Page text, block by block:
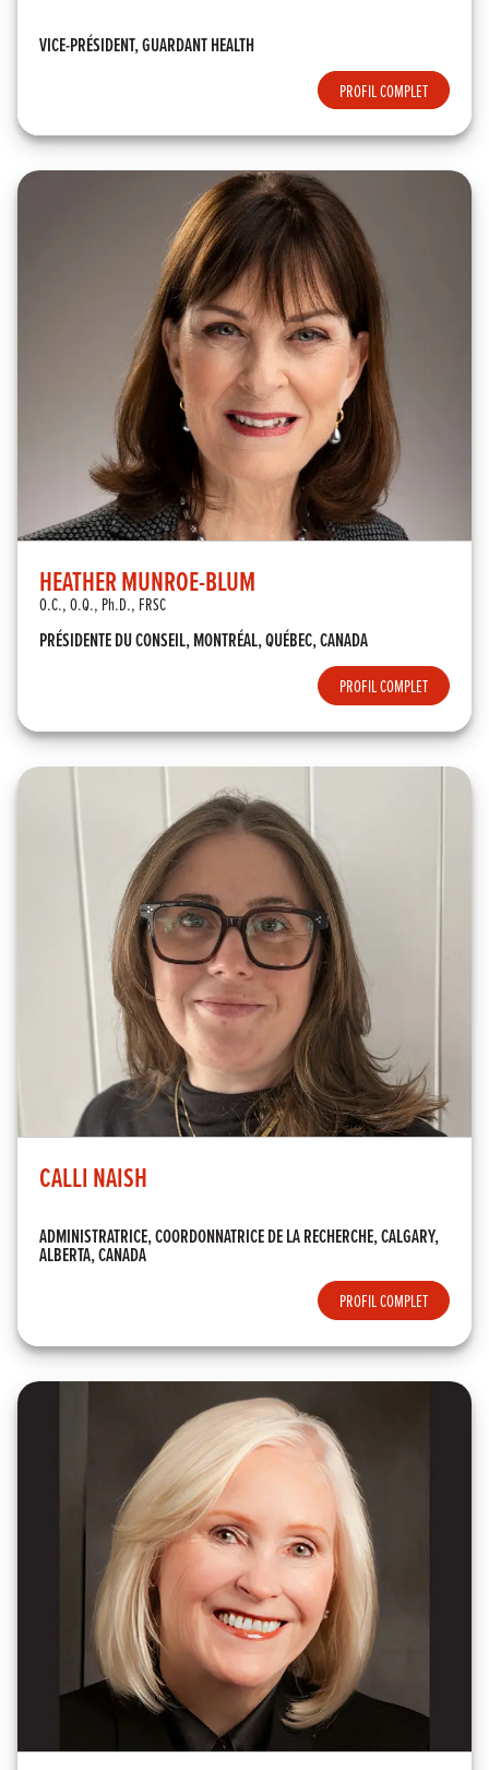
VICE-PRÉSIDENT, GUARDANT HEALTH
PROFIL COMPLET
HEATHER MUNROE-BLUM
O.C., O.Q., Ph.D., FRSC
PRÉSIDENTE DU CONSEIL, MONTRÉAL, QUÉBEC, CANADA
PROFIL COMPLET
CALLI NAISH
ADMINISTRATRICE, COORDONNATRICE DE LA RECHERCHE, CALGARY,
ALBERTA, CANADA
PROFIL COMPLET